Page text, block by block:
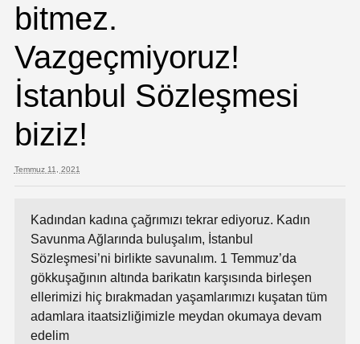
bitmez.
Vazgeçmiyoruz!
İstanbul Sözleşmesi
biziz!
Temmuz 11, 2021
Kadından kadına çağrımızı tekrar ediyoruz. Kadın
Savunma Ağlarında buluşalım, İstanbul
Sözleşmesi’ni birlikte savunalım. 1 Temmuz’da
gökkuşağının altında barikatın karşısında birleşen
ellerimizi hiç bırakmadan yaşamlarımızı kuşatan tüm
adamlara itaatsizliğimizle meydan okumaya devam
edelim